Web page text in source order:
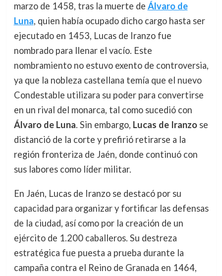
marzo de 1458, tras la muerte de Álvaro de
Luna, quien había ocupado dicho cargo hasta ser
ejecutado en 1453, Lucas de Iranzo fue
nombrado para llenar el vacío. Este
nombramiento no estuvo exento de controversia,
ya que la nobleza castellana temía que el nuevo
Condestable utilizara su poder para convertirse
en un rival del monarca, tal como sucedió con
Álvaro de Luna. Sin embargo, Lucas de Iranzose
distanció de la corte y prefirió retirarse a la
región fronteriza de Jaén, donde continuó con
sus labores como líder militar.
En Jaén, Lucas de Iranzo se destacó por su
capacidad para organizar y fortificar las defensas
de la ciudad, así como por la creación de un
ejército de 1.200 caballeros. Su destreza
estratégica fue puesta a prueba durante la
campaña contra el Reino de Granada en 1464,